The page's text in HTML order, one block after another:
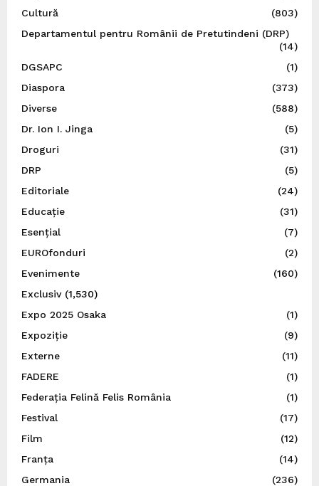
Cultură
(803)
Departamentul pentru Românii de Pretutindeni (DRP)
(14)
DGSAPC
(1)
Diaspora
(373)
Diverse
(588)
Dr. Ion I. Jinga
(5)
Droguri
(31)
DRP
(5)
Editoriale
(24)
Educație
(31)
Esențial
(7)
EUROfonduri
(2)
Evenimente
(160)
Exclusiv(1,530)
Expo 2025 Osaka
(1)
Expoziție
(9)
Externe
(11)
FADERE
(1)
Federația Felină Felis România
(1)
Festival
(17)
Film
(12)
Franța
(14)
Germania
(236)